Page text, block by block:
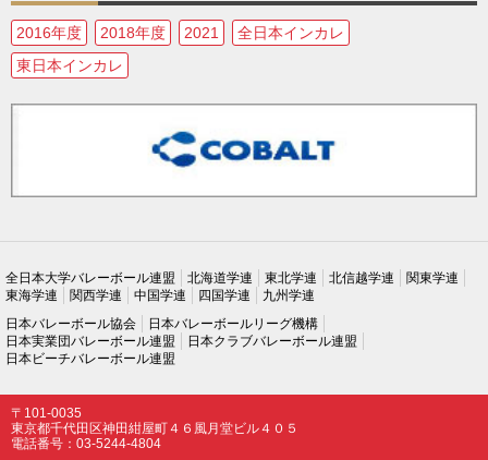
2016年度 2018年度 2021
全日本インカレ
東日本インカレ
全日本大学バレーボール連盟 北海道学連 東北学連 北信越学連
関東学連
東海学連
関西学連 中国学連 四国学連
九州学連
日本バレーボール協会
日本バレーボールリーグ機構
日本実業団バレーボール連盟
日本クラブバレーボール連盟
日本ビーチバレーボール連盟
〒101-0035
東京都千代田区神田紺屋町４６風月堂ビル４０５
電話番号：03-5244-4804